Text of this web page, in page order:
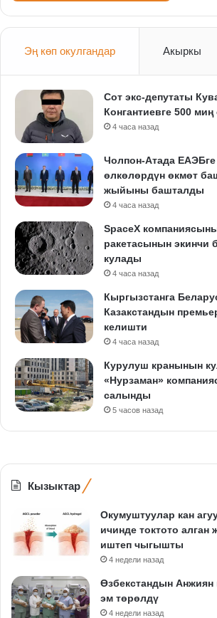
Эң көп окулгандар Акыркы
Сот экс-депутаты
Конгантиевге 500
4 часа назад
Чолпон-Атада
өлкөлөрдүн өкмөт
жыйыны башталды
4 часа назад
SpaceX
ракетасынын экинчи
кулады
4 часа назад
Кыргызстанга
Казакстандын
келишти
4 часа назад
Курулуш кранынын
«Нурзаман»
салынды
5 часов назад
Кызыктар
Окумуштуулар кан
ичинде токтото
иштеп чыгышты
4 недели назад
Өзбекстандын
эм төрөлдү
4 недели назад